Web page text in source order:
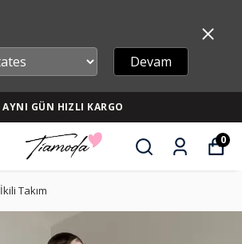
Devam
AYNI GÜN HIZLI KARGO
0
İkili Takım